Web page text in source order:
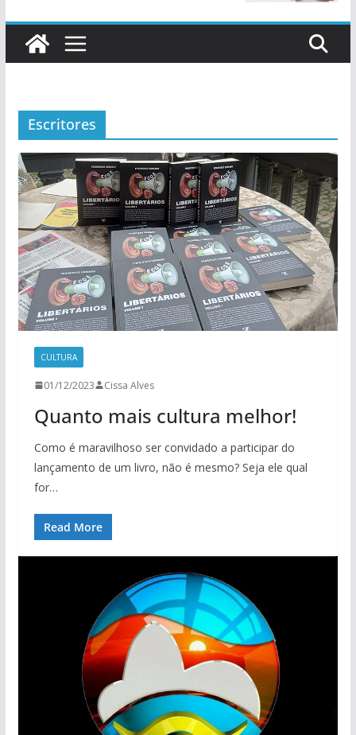
Escritores
CULTURA
01/12/2023 Cissa Alves
Quanto mais cultura melhor!
Como é maravilhoso ser convidado a participar do
lançamento de um livro, não é mesmo? Seja ele qual
for…
Read More